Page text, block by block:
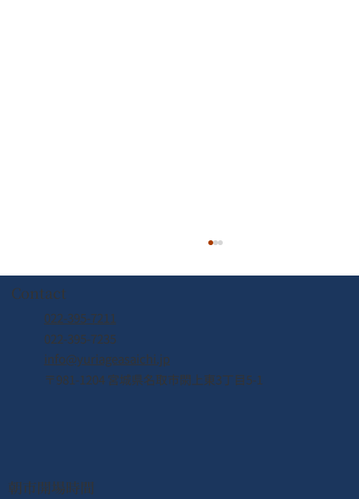
7/26周遊船運休のお知らせ
Contact
022-395-7211
022-395-7235
info@yuriageasaichi.jp
〒981-1204 宮城県名取市閖上東3丁目5-1
朝市開場時間